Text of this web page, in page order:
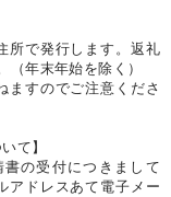
所で発行します。返礼
年末年始を除く）
ますのでご注意くださ
て】
の受付につきまして
アドレスあて電子メー